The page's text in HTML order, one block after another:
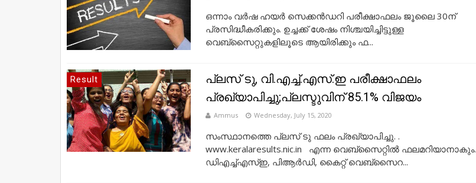
ഒന്നാം വർഷ ഹയർ സെക്കൻഡറി പരീക്ഷാഫലം ജൂലൈ 30ന്
പ്രസിദ്ധീകരിക്കും. ഉച്ചക്ക് ശേഷം നിശ്ചയിച്ചിട്ടുള്ള
വെബ്സൈറ്റുകളിലൂടെ ആയിരിക്കും ഫ...
Result
പ്ലസ് ടു, വി.എച്ച്.എസ്.ഇ പരീക്ഷാഫലം
പ്രഖ്യാപിച്ചു;പ്ലസ്ടുവിന് 85.1% വിജയം
Ammus Wednesday, July 15, 2020
സംസ്ഥാനത്തെ പ്ലസ് ടു ഫലം പ്രഖ്യാപിച്ചു. .
www.keralaresults.nic.in എന്ന വെബ്സൈറ്റിൽ ഫലമറിയാനാകും.
ഡിഎച്ച്എസ്ഇ, പിആർഡി, കൈറ്റ് വെബ്സൈറ...